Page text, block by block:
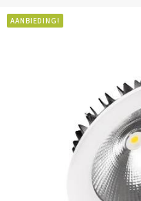
BUDGET ASSORTIMENT
LOGIN / REGISTER
WINKELWAGEN
AANBIEDING!